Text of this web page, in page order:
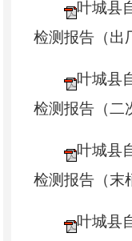
叶城县
检测报告（出
叶城县
检测报告（二
叶城县
检测报告（末
叶城县